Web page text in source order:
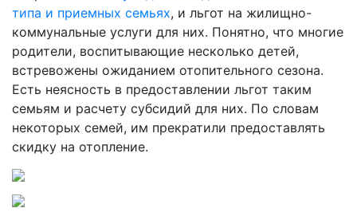
типа и приемных семьях, и льгот на жилищно-
коммунальные услуги для них. Понятно, что многие
родители, воспитывающие несколько детей,
встревожены ожиданием отопительного сезона.
Есть неясность в предоставлении льгот таким
семьям и расчету субсидий для них. По словам
некоторых семей, им прекратили предоставлять
скидку на отопление.